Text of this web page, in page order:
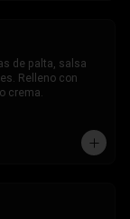
de palta, salsa
Relleno con
crema.